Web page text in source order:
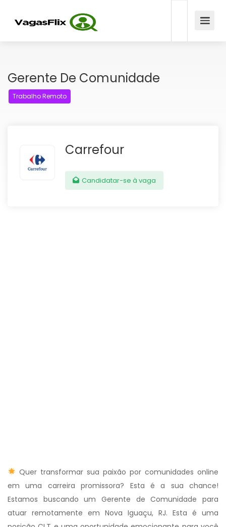
Gerente De Comunidade
Trabalho Remoto
Carrefour
Candidatar-se à vaga
Quer transformar sua paixão por comunidades online
em uma carreira promissora? Esta é a sua chance!
Estamos buscando um Gerente de Comunidade para
atuar remotamente em Nova Iguaçu, RJ. Esta é uma